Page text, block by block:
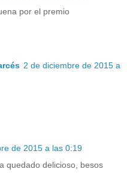
por el premio
2 de diciembre de 2015 a
de 2015 a las 0:19
quedado delicioso, besos